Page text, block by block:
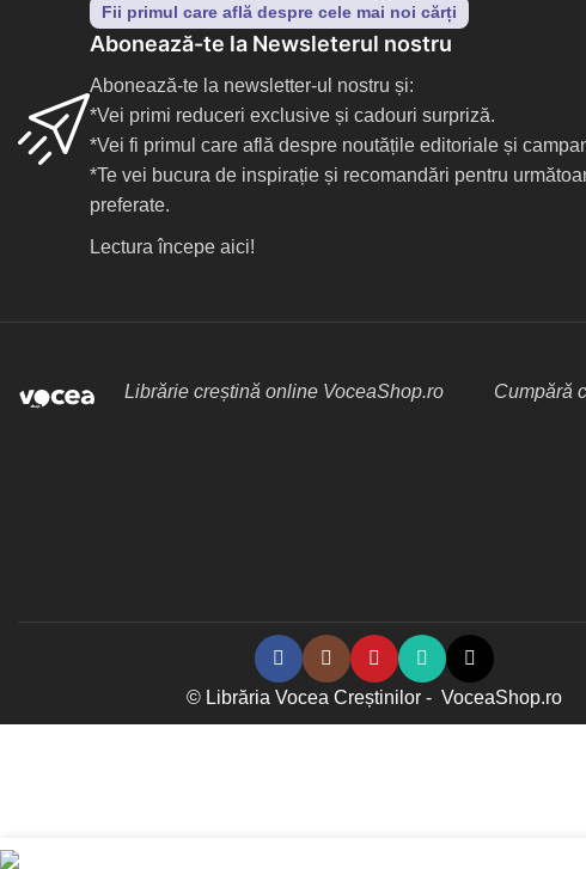
Fii primul care află despre cele mai noi cărți
Abonează-te la Newsleterul nostru
Abonează-te la newsletter-ul nostru și:
*Vei primi reduceri exclusive și cadouri surpriză.
*Vei fi primul care află despre noutățile editoriale și
*Te vei bucura de inspirație și recomandări pentru
preferate.
Lectura începe aici!
Librărie creștină online VoceaShop.ro Cumpără
© Librăria Vocea Creștinilor - VoceaShop.ro